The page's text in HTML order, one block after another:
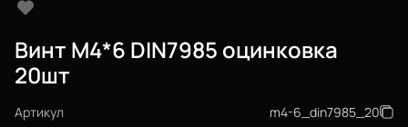
Винт М4*6 DIN7985 оцинковка
20шт
Артикул m4-6_din7985_20